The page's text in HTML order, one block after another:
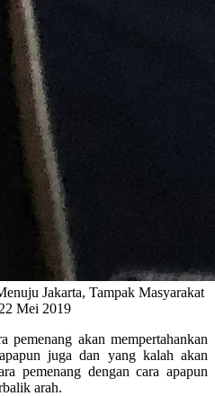
Jakarta, Tampak Masyarakat
Mei 2019
akan mempertahankan
juga dan yang kalah akan
pemenang dengan cara apapun
arah.